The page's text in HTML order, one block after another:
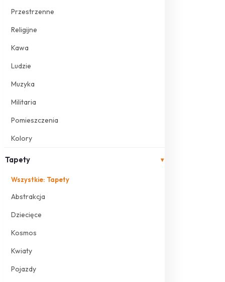
Przestrzenne
Religijne
Kawa
Ludzie
Muzyka
Militaria
Pomieszczenia
Kolory
Tapety ▾
Wszystkie: Tapety
Abstrakcja
Dziecięce
Kosmos
Kwiaty
Pojazdy